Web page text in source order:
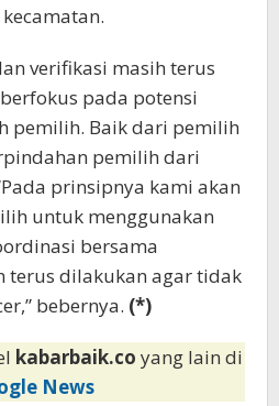
verifikasi masih terus
pada potensi
pemilih. Baik dari pemilih
pemilih dari
prinsipnya kami akan
untuk menggunakan
bersama
terus dilakukan agar tidak
bebernya. (*)
kabarbaik.co yang lain di
News